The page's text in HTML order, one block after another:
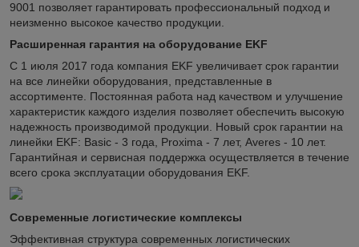
9001 позволяет гарантировать профессиональный подход и
неизменно высокое качество продукции.
Расширенная гарантия на оборудование EKF
С 1 июля 2017 года компания EKF увеличивает срок гарантии
на все линейки оборудования, представленные в
ассортименте. Постоянная работа над качеством и улучшение
характеристик каждого изделия позволяет обеспечить высокую
надежность производимой продукции. Новый срок гарантии на
линейки EKF: Basic - 3 года, Proxima - 7 лет, Averes - 10 лет.
Гарантийная и сервисная поддержка осуществляется в течение
всего срока эксплуатации оборудования EKF.
Современные логистические комплексы
Эффективная структура современных логистических